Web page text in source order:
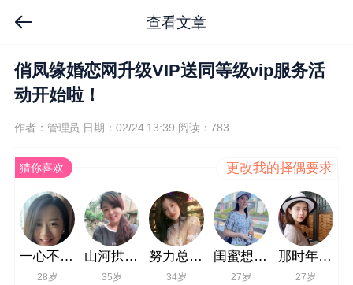
查看文章
俏凤缘婚恋网升级VIP送同等级vip服务活
动开始啦！
作者：管理员 日期：02/24 13:39 阅读：783
猜你喜欢 更改我的择偶要求
一心不够伤
28岁
山河拱手为君一笑
35岁
努力总会发光i
34岁
闺蜜想你了
27岁
那时年少i0
27岁